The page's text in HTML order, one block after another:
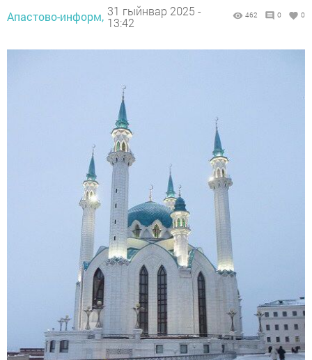
Апастово-информ, 31 гыйнвар 2025 -
13:42
462 0 0